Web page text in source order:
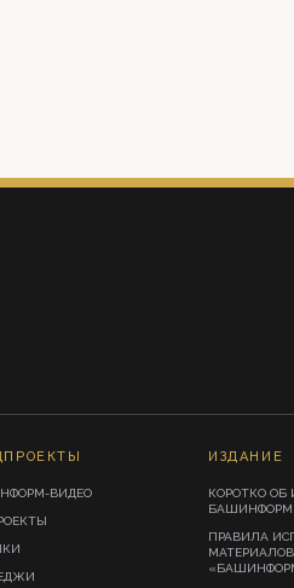
ВИДЕО
ИЗДАНИЕ
КОРОТКО ОБ
ПРАВИЛА